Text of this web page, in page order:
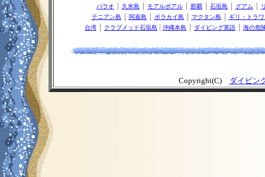
パラオ ｜ 久米島 ｜ モアルボアル ｜ 那覇 ｜ 石垣島 ｜ グアム ｜
テニアン島
｜ 阿嘉島 ｜ ボラカイ島 ｜ マクタン島 ｜
ギリ・トラ
台湾 ｜ クラブメッド石垣島 | 沖縄本島 ｜ ダイビング英語 ｜ 海の危
Copyright(C) ダイビン